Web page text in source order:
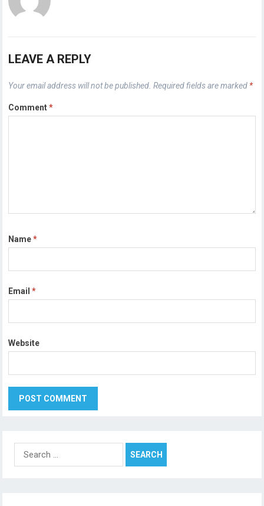
LEAVE A REPLY
Your email address will not be published. Required fields are marked *
Comment*
Name*
Email*
Website
Search
for: